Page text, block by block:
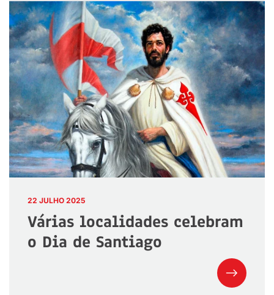
22 JULHO 2025
Várias localidades celebram
o Dia de Santiago